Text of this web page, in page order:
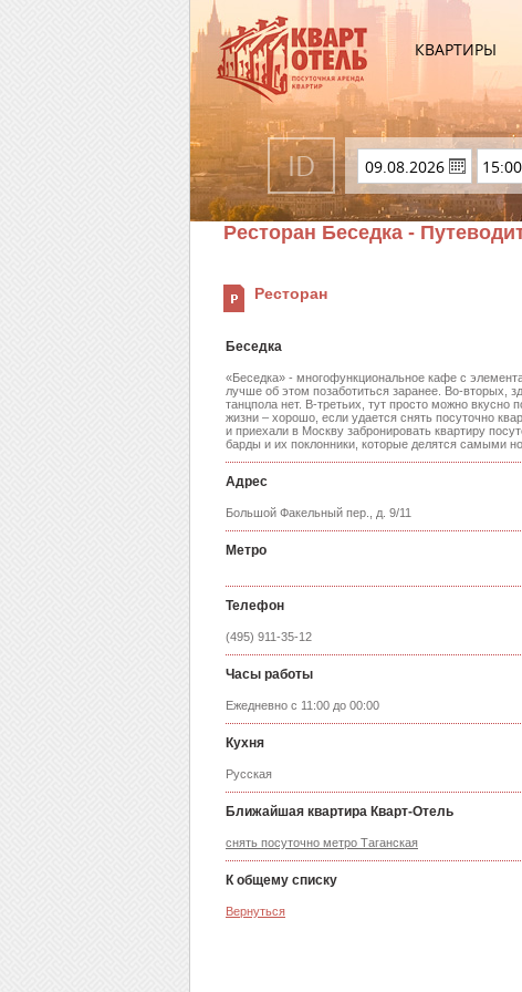
КВАРТИРЫ
Ресторан Беседка -
Ресторан
Беседка
«Беседка» - многофункциональное кафе с
лучше об этом позаботиться заранее. Во-вторых,
танцпола нет. В-третьих, тут просто можно
жизни – хорошо, если удается снять посуточно
и приехали в Москву забронировать квартиру
барды и их поклонники, которые делятся самыми
Адрес
Большой Факельный пер., д. 9/11
Метро
Телефон
(495) 911-35-12
Часы работы
Ежедневно с 11:00 до 00:00
Кухня
Русская
Ближайшая квартира Кварт-Отель
снять посуточно метро Таганская
К общему списку
Вернуться